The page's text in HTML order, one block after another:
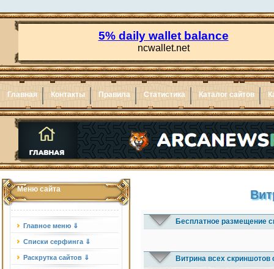
Главная Контакты Правила Статистика Каталог сайтов
Меню сайта
Главное меню ⇓
Списки серфинга ⇓
Раскрутка сайтов ⇓
Бесплатное размещение
Витрина всех скриншотов